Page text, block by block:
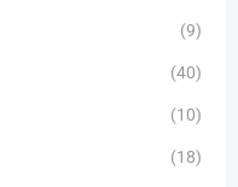
(9)
(40)
(10)
(18)